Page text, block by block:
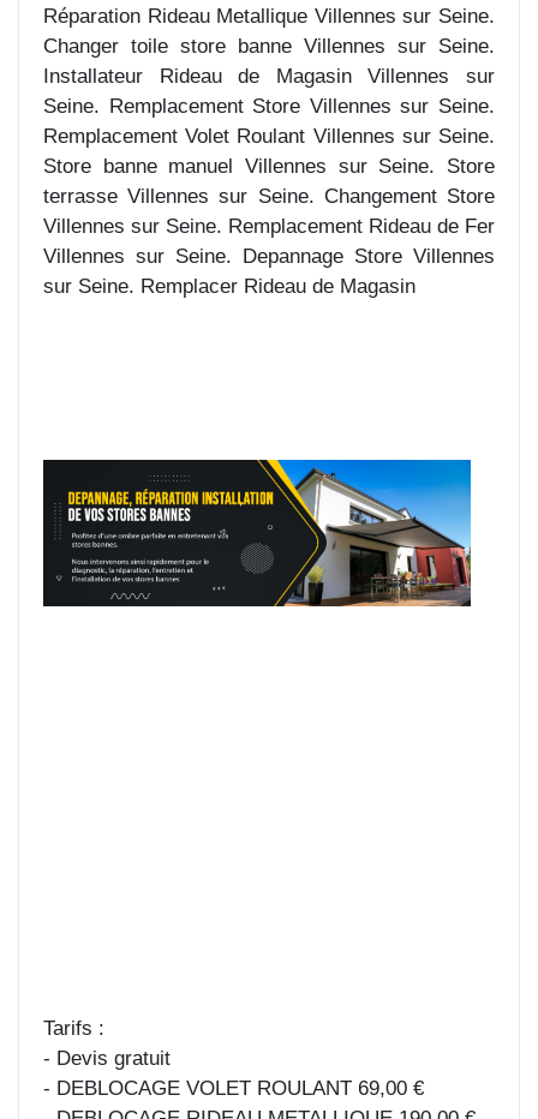
Réparation Rideau Metallique Villennes sur Seine.
Changer toile store banne Villennes sur Seine.
Installateur Rideau de Magasin Villennes sur
Seine. Remplacement Store Villennes sur Seine.
Remplacement Volet Roulant Villennes sur Seine.
Store banne manuel Villennes sur Seine. Store
terrasse Villennes sur Seine. Changement Store
Villennes sur Seine. Remplacement Rideau de Fer
Villennes sur Seine. Depannage Store Villennes
sur Seine. Remplacer Rideau de Magasin
Tarifs :
- Devis gratuit
- DEBLOCAGE VOLET ROULANT 69,00 €